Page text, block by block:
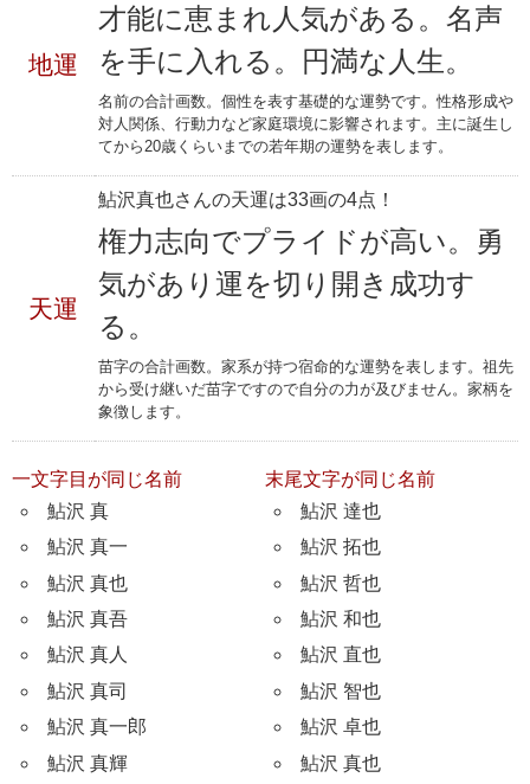
地運
才能に恵まれ人気がある。名声
を手に入れる。円満な人生。
名前の合計画数。個性を表す基礎的な運勢です。性格形成や
対人関係、行動力など家庭環境に影響されます。主に誕生し
てから20歳くらいまでの若年期の運勢を表します。
天運
鮎沢真也さんの天運は33画の4点！
権力志向でプライドが高い。勇
気があり運を切り開き成功す
る。
苗字の合計画数。家系が持つ宿命的な運勢を表します。祖先
から受け継いだ苗字ですので自分の力が及びません。家柄を
象徴します。
一文字目が同じ名前
鮎沢 真
鮎沢 真一
鮎沢 真也
鮎沢 真吾
鮎沢 真人
鮎沢 真司
鮎沢 真一郎
鮎沢 真輝
末尾文字が同じ名前
鮎沢 達也
鮎沢 拓也
鮎沢 哲也
鮎沢 和也
鮎沢 直也
鮎沢 智也
鮎沢 卓也
鮎沢 真也